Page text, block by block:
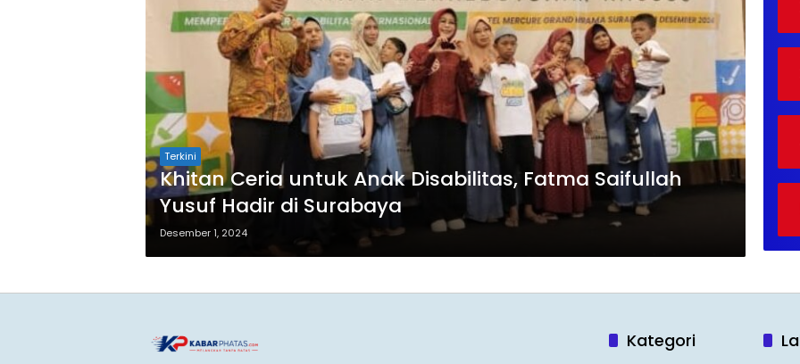
Terkini
Khitan Ceria untuk Anak Disabilitas, Fatma Saifullah
Yusuf Hadir di Surabaya
Desember 1, 2024
Kategori